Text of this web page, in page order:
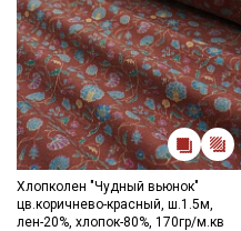
Хлопколен "Чудный вьюнок"
цв.коричнево-красный, ш.1.5м,
лен-20%, хлопок-80%, 170гр/м.кв